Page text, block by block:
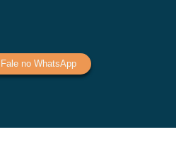
Fale no WhatsApp